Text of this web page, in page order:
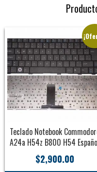
Teclado Notebook
A24a H54z B800 H54
$2,900.00